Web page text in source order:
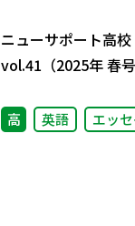
ニューサポート高校
vol.41（2025年 春号
高 英語 エッ